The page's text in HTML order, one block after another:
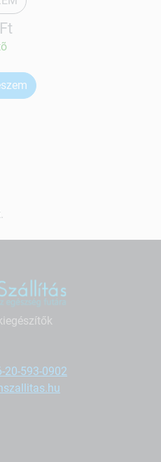
20-593-0902